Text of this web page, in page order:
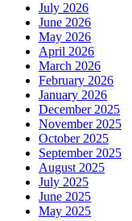
July 2026
June 2026
May 2026
April 2026
March 2026
February 2026
January 2026
December 2025
November 2025
October 2025
September 2025
August 2025
July 2025
June 2025
May 2025